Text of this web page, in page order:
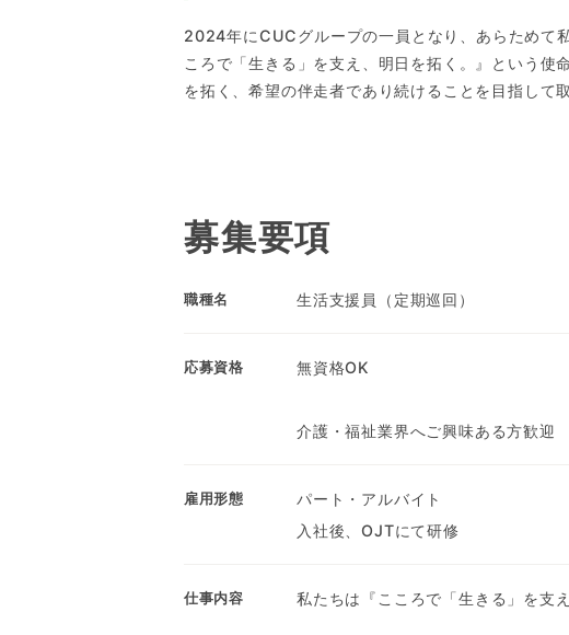
2024年にCUCグループの一員となり、あらためて
ころで「生きる」を支え、明日を拓く。』という使
を拓く、希望の伴走者であり続けることを目指して
募集要項
職種名 生活支援員（定期巡回）
応募資格 無資格OK
介護・福祉業界へご興味ある方歓迎
雇用形態
パート・アルバイト
入社後、OJTにて研修
仕事内容 私たちは『こころで「生きる」を支